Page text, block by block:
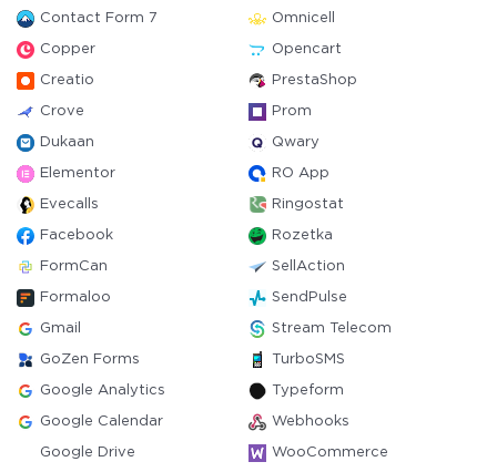
Contact Form 7 Omnicell
Copper Opencart
Creatio PrestaShop
Crove Prom
Dukaan Qwary
Elementor RO App
Evecalls Ringostat
Facebook Rozetka
FormCan SellAction
Formaloo SendPulse
Gmail Stream Telecom
GoZen Forms TurboSMS
Google Analytics Typeform
Google Calendar Webhooks
Google Drive WooCommerce